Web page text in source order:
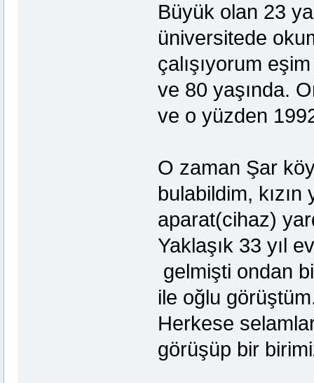
Büyük olan 23
üniversitede
çalışıyorum
ve 80 yaşında.
ve o yüzden
O zaman Şar
bulabildim,
aparat(cihaz)
Yaklaşık 33 yıl
gelmişti ondan
ile oğlu
Herkese
görüşüp bir